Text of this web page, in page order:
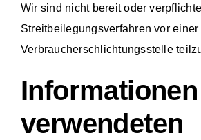
Wir sind nicht bereit oder
Streitbeilegungsverfahren vor einer
Verbraucherschlichtungsstelle
verwendeten